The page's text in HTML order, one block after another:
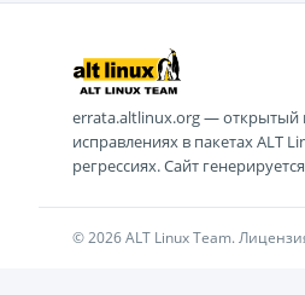
errata.altlinux.org — открытый
исправлениях в пакетах ALT
регрессиях. Сайт
© 2026 ALT Linux Team.